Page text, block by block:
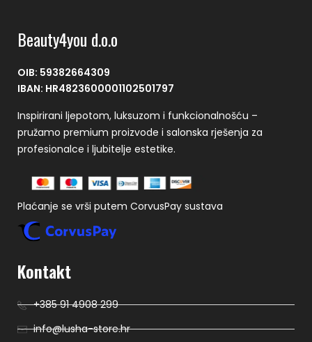
Beauty4you d.o.o
OIB: 59382664309
IBAN: HR4823600001102501797
Inspirirani ljepotom, luksuzom i funkcionalnošću –
pružamo premium proizvode i salonska rješenja za
profesionalce i ljubitelje estetike.
Plaćanje se vrši putem CorvusPay sustava
Kontakt
+385 91 4908 299
info@lusha-store.hr